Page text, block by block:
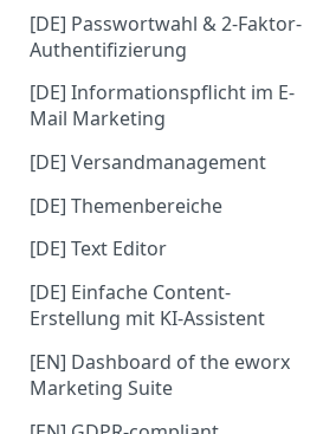
[DE] Passwortwahl & 2-Faktor-
Authentifizierung
[DE] Informationspflicht im E-
Mail Marketing
[DE] Versandmanagement
[DE] Themenbereiche
[DE] Text Editor
[DE] Einfache Content-
Erstellung mit KI-Assistent
[EN] Dashboard of the eworx
Marketing Suite